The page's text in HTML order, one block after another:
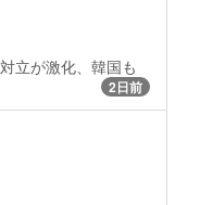
立が激化、韓国も
2日前